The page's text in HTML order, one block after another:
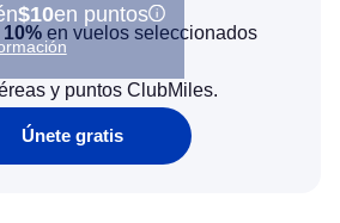
$10en puntos
en vuelos seleccionados
y puntos ClubMiles.
Únete gratis